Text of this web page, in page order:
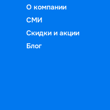
О компании
СМИ
Скидки и акции
Блог